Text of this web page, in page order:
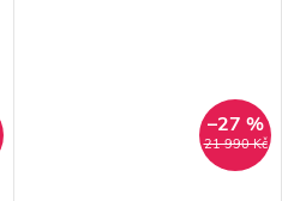
21 990 Kč
–27 %